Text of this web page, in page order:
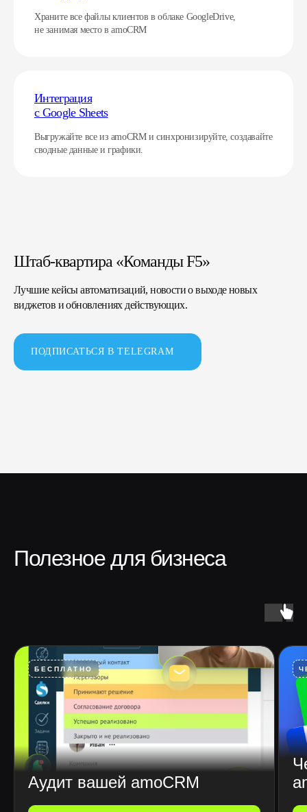
Храните все файлы клиентов в облаке GoogleDrive,
не занимая место в amoCRM
Интеграция
с Google Sheets
Выгружайте все из amoCRM и синхронизируйте, создавайте
сводные данные и графики.
Штаб-квартира «Команды F5»
Лучшие кейсы автоматизаций, новости о выходе новых
виджетов и обновлениях действующих.
ПОДПИСАТЬСЯ В TELEGRAM
Полезное для бизнеса
БЕСПЛАТНО
Аудит вашей amoCRM